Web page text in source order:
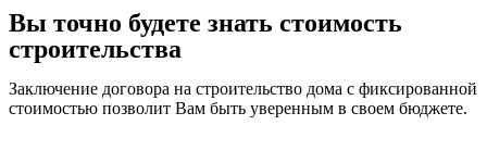
Вы точно будете знать стоимость
строительства
Заключение договора на строительство дома с фиксированной
стоимостью позволит Вам быть уверенным в своем бюджете.